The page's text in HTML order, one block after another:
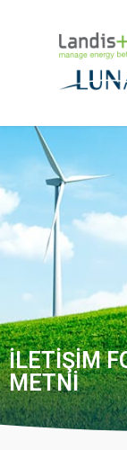
İLETIŞIM
METNI